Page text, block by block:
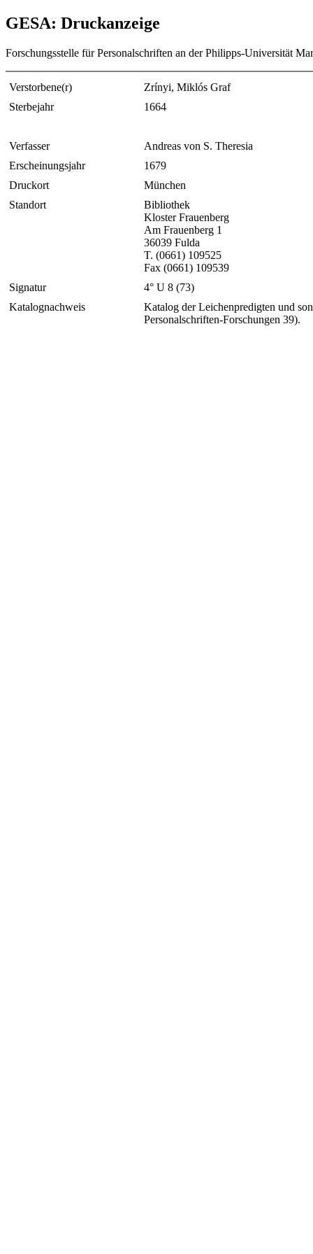
GESA: Druckanzeige
Forschungsstelle für Personalschriften an der Philipps-Universität
Verstorbene(r)
Zrínyi, Miklós Graf
Sterbejahr
1664
Verfasser
Andreas von S. Theresia
Erscheinungsjahr
1679
Druckort
München
Standort
Bibliothek
Kloster Frauenberg
Am Frauenberg 1
36039 Fulda
T. (0661) 109525
Fax (0661) 109539
Signatur
4° U 8 (73)
Katalognachweis
Katalog der Leichenpredigten und
Personalschriften-Forschungen 39).